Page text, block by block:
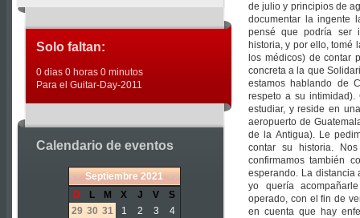
Solo faltan:
0 dias 0 horas 0 minutos
Para el Guitar-Day-2011
Calendario de eventos
«< Septiembre 2021 > »
D
L M X J V
S
29 30 31 1 2 3
4
de julio y principios de
documentar la ingente
pensé que podría ser
historia, y por ello, tomé
los médicos) de contar
concreta a la que
estamos hablando de
respeto a su
estudiar, y reside en
aeropuerto de
de la Antigua). Le
contar su historia.
confirmamos también
esperando. La distancia
yo quería
operado, con el fin de
en cuenta que hay